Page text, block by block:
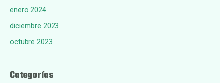
enero 2024
diciembre 2023
octubre 2023
Categorías